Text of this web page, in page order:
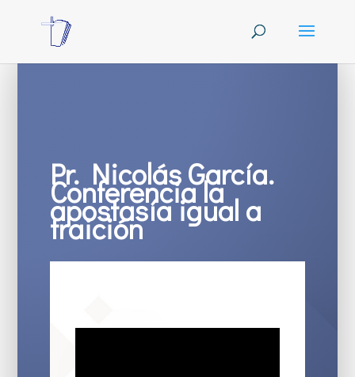
Pr. Nicolás García.
Conferencia la
apostasía igual a
traición